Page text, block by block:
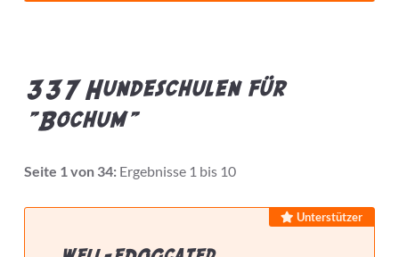
Bietet Leistung
337 Hundeschulen für
"Bochum"
Seite 1 von 34:Ergebnisse 1 bis 10
Unterstützer